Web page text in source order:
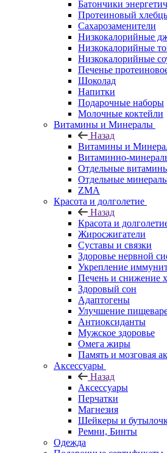
Батончики
Протеиновый
Сахарозаменители
Низкокалорийные
Низкокалорийные
Низкокалорийные
Печенье
Шоколад
Напитки
Подарочные наборы
Молочные коктейли
Витамины и Минералы
Назад
Витамины и
Витаминно-
Отдельные
Отдельные
ZMA
Красота и долголетие
Назад
Красота и
Жиросжигатели
Суставы и связки
Здоровье нервной
Укрепление
Печень и снижение
Здоровый сон
Адаптогены
Улучшение
Антиоксиданты
Мужское здоровье
Омега жиры
Память и мозговая
Аксессуары
Назад
Аксессуары
Перчатки
Магнезия
Шейкеры и
Ремни, Бинты
Одежда